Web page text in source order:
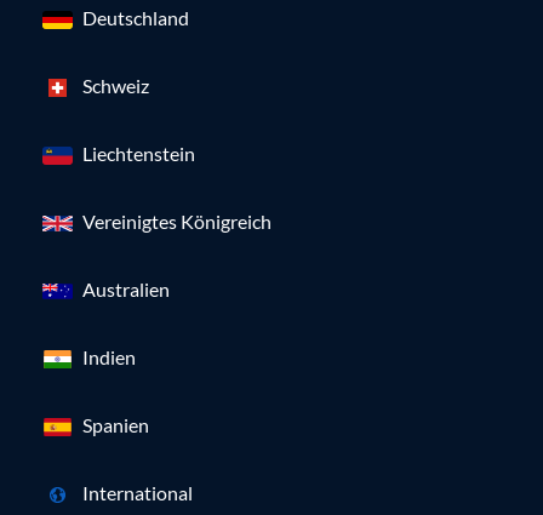
Deutschland
Schweiz
Liechtenstein
Vereinigtes Königreich
Australien
Indien
Spanien
International